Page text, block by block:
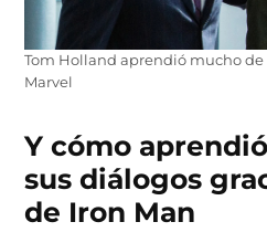
Tom Holland aprendió mucho de
Marvel
Y cómo
sus diálogos
de Iron Man